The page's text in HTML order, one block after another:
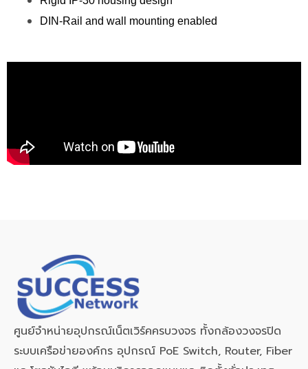
DIN-Rail and wall mounting enabled
ศูนย์จำหน่ายอุปกรณ์เน็ตเวิร์คครบวงจร ทั้งกล้องวงจรปิด
ระบบเครือข่ายองค์กร อุปกรณ์ PoE Switch, Router, Fiber